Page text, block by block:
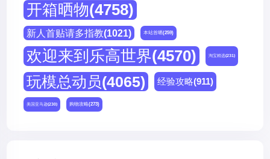
开箱晒物(4758)
新人首贴请多指教(1021) 本站首晒(259)
欢迎来到乐高世界(4570) 淘宝精选(231)
玩模总动员(4065) 经验攻略(911)
美国亚马逊(230) 购物攻略(273)